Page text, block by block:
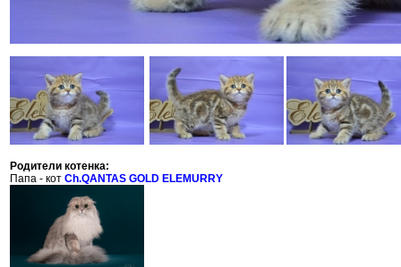
Родители котенка:
Папа - кот Ch.QANTAS GOLD ELEMURRY